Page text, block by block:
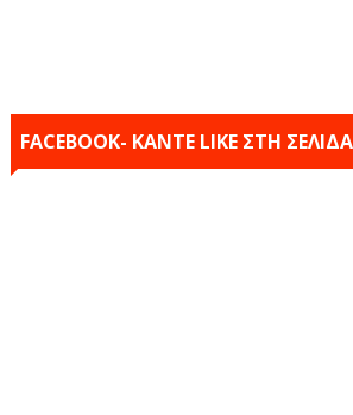
FACEBOOK- KANTE LIKE ΣΤΗ